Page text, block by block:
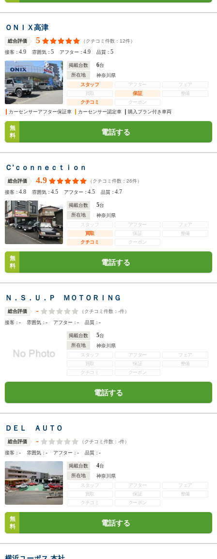
ＯＮＩＸ高津
総合評価 5 （クチコミ件数： 12件）
接客：4.9 雰囲気：5 アフター：4.9 品質：5
掲載台数 6台
所在地
神奈川県
スタッフ
アフター
フェア
買取
保証
整備
クチコミ
クーポン
カーセンサーアフター保証車
カーセンサー認定車 購入プラン付き車両
無
料
電話する
Ｃ’ｃｏｎｎｅｃｔｉｏｎ
総合評価 4.9 （クチコミ件数： 26件）
接客：4.8 雰囲気：4.5 アフター：4.5 品質：4.7
掲載台数 5台
所在地
神奈川県
スタッフ
アフター
フェア
買取
保証
整備
クチコミ
クーポン
無
料
電話する
Ｎ．Ｓ．Ｕ．Ｐ ＭＯＴＯＲＩＮＧ
総合評価 - （クチコミ件数： -件）
接客：- 雰囲気：- アフター：- 品質：-
掲載台数 5台
所在地
神奈川県
スタッフ
アフター
フェア
買取
保証
整備
クチコミ
クーポン
電話する
ＤＥＬ ＡＵＴＯ
総合評価 - （クチコミ件数： -件）
接客：- 雰囲気：- アフター：- 品質：-
掲載台数 4台
所在地
神奈川県
スタッフ
アフター
フェア
買取
保証
整備
クチコミ
クーポン
無
料
電話する